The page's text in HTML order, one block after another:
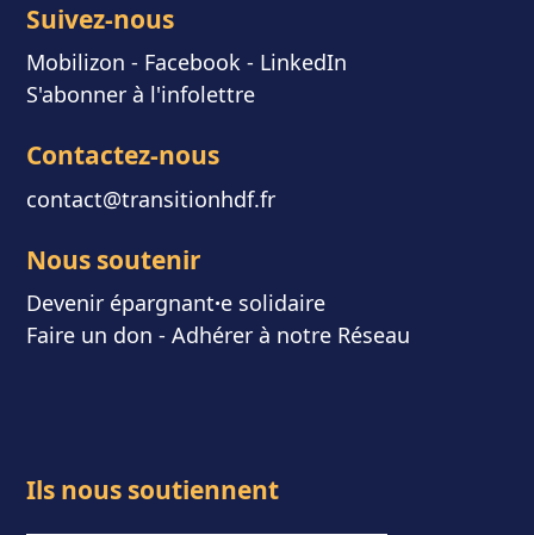
Suivez-nous
Mobilizon - Facebook - LinkedIn
S'abonner à l'infolettre
Contactez-nous
contact@transitionhdf.fr
Nous soutenir
Devenir épargnant⸱e solidaire
Faire un don - Adhérer à notre Réseau
Ils nous soutiennent